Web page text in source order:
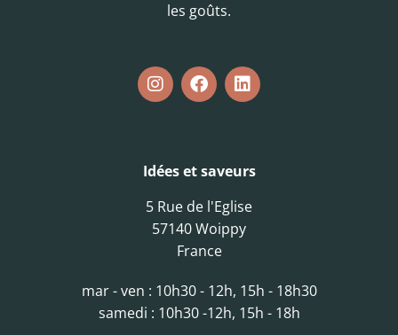
les goûts.
Idées et saveurs
5 Rue de l'Eglise
57140 Woippy
France
mar - ven : 10h30 - 12h, 15h - 18h30
samedi : 10h30 -12h, 15h - 18h